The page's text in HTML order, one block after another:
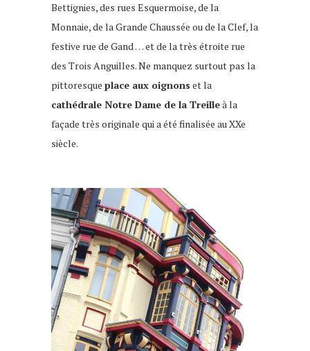
Bettignies, des rues Esquermoise, de la
Monnaie, de la Grande Chaussée ou de la Clef, la
festive rue de Gand … et de la très étroite rue
des Trois Anguilles.Ne manquez surtout pas la
pittoresque place aux oignons et la
cathédrale Notre Dame de la Treilleà la
façade très originale qui a été finalisée au XXe
siècle.